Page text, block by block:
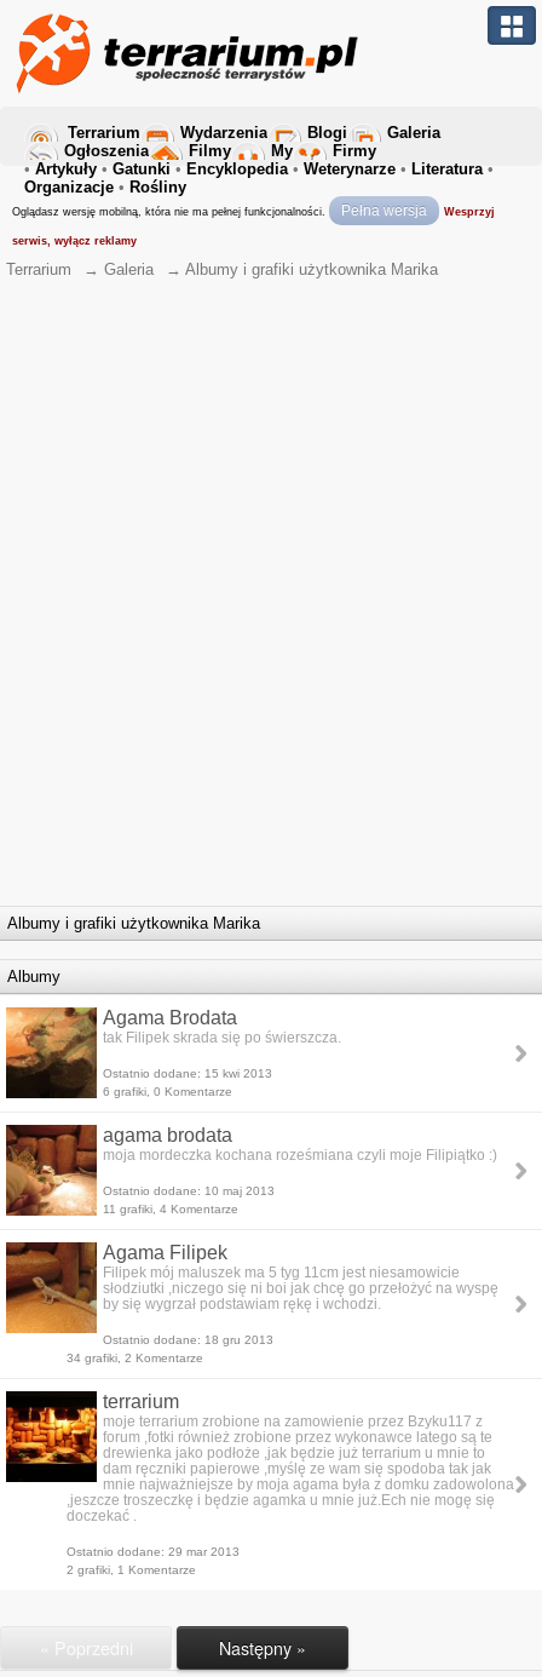
Terrarium Wydarzenia Blogi
Galeria
Ogłoszenia
Filmy My
Firmy
• Artykuły • Gatunki • Encyklopedia• Weterynarze • Literatura•
Organizacje • Rośliny
Oglądasz wersję mobilną, która nie ma pełnej funkcjonalności. Pełna wersja Wesprzyj
serwis, wyłącz reklamy
Terrarium → Galeria → Albumy i grafiki użytkownika Marika
Albumy i grafiki użytkownika Marika
Albumy
Agama Brodata
tak Filipek skrada się po świerszcza.
Ostatnio dodane: 15 kwi 2013
6 grafiki, 0 Komentarze
agama brodata
moja mordeczka kochana roześmiana czyli moje Filipiątko :)
Ostatnio dodane: 10 maj 2013
11 grafiki, 4 Komentarze
Agama Filipek
Filipek mój maluszek ma 5 tyg 11cm jest niesamowicie
słodziutki ,niczego się ni boi jak chcę go przełożyć na wyspę
by się wygrzał podstawiam rękę i wchodzi.
Ostatnio dodane: 18 gru 2013
34 grafiki, 2 Komentarze
terrarium
moje terrarium zrobione na zamowienie przez Bzyku117 z
forum ,fotki również zrobione przez wykonawce latego są te
drewienka jako podłoże ,jak będzie już terrarium u mnie to
dam ręczniki papierowe ,myślę ze wam się spodoba tak jak
mnie najważniejsze by moja agama była z domku zadowolona
,jeszcze troszeczkę i będzie agamka u mnie już.Ech nie mogę się
doczekać .
Ostatnio dodane: 29 mar 2013
2 grafiki, 1 Komentarze
« Poprzedni Następny »